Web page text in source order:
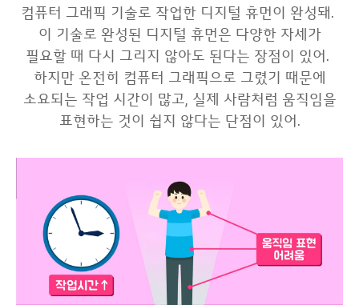
컴퓨터 그래픽 기술로 작업한 디지털 휴먼이 완성돼.
이 기술로 완성된 디지털 휴먼은 다양한 자세가
필요할 때 다시 그리지 않아도 된다는 장점이 있어.
하지만 온전히 컴퓨터 그래픽으로 그렸기 때문에
소요되는 작업 시간이 많고, 실제 사람처럼 움직임을
표현하는 것이 쉽지 않다는 단점이 있어.